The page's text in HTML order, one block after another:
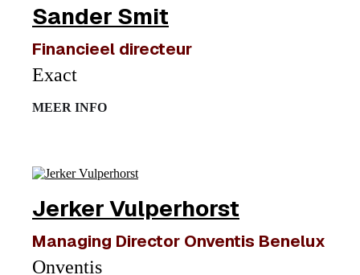
Sander Smit
Financieel directeur
Exact
MEER INFO
Jerker Vulperhorst
Managing Director Onventis Benelux
Onventis